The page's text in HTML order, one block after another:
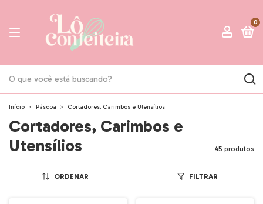
0
Início > Páscoa > Cortadores, Carimbos e Utensílios
Cortadores, Carimbos e
Utensílios
45 produtos
ORDENAR FILTRAR